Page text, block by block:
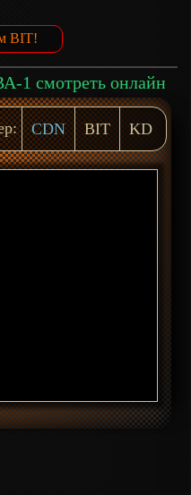
BIT!
1 смотреть онлайн
CDN BIT KD